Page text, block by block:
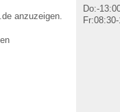
anzuzeigen.
Do:-